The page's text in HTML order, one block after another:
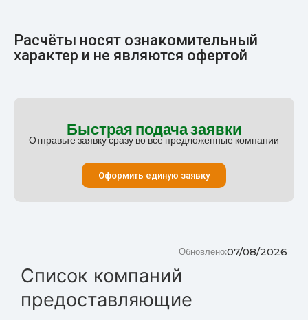
Расчёты носят ознакомительный
характер и не являются офертой
Быстрая подача заявки
Отправьте заявку сразу во все предложенные компании
Оформить единую заявку
07/08/2026
Обновлено:
Список компаний
предоставляющие